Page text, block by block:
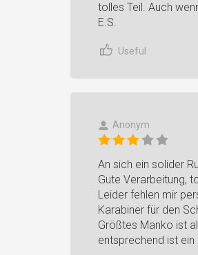
tolles Teil. Auch
E.S.
Useful
Anonym
An sich ein solider
Gute Verarbeitung,
Leider fehlen mir
Karabiner für den
Größtes Manko ist
entsprechend ist